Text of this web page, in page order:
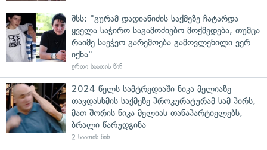
შსს: "გურამ დადიანიძის საქმეზე ჩატარდა
ყველა საჭირო საგამოძიებო მოქმედება, თუმცა
რაიმე საეჭვო გარემოება გამოვლენილი ვერ
იქნა"
ერთი საათის წინ
2024 წელს სამტრედიაში ნიკა მელიაზე
თავდასხმის საქმეზე პროკურატურამ სამ პირს,
მათ შორის ნიკა მელიას თანაპარტიელებს,
ბრალი წარუდგინა
2 საათის წინ